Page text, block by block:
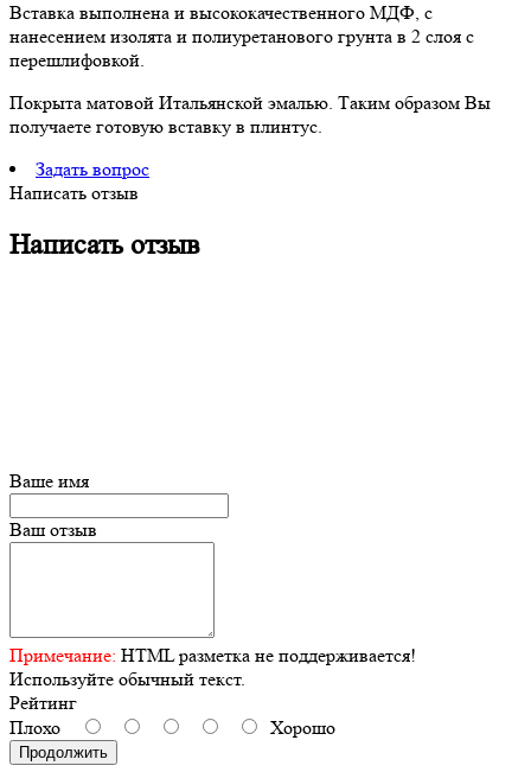
Вставка выполнена и высококачественного МДФ, с
нанесением изолята и полиуретанового грунта в 2 слоя с
перешлифовкой.
Покрыта матовой Итальянской эмалью. Таким образом Вы
получаете готовую вставку в плинтус.
Задать вопрос
Написать отзыв
Написать отзыв
Ваше имя
Ваш отзыв
Примечание: HTML разметка не поддерживается!
Используйте обычный текст.
Рейтинг
Плохо
Хорошо
Продолжить